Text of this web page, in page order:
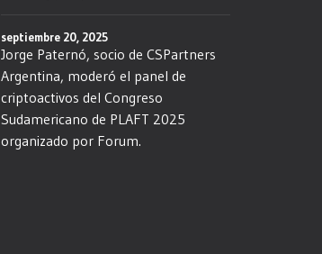
septiembre 20, 2025
Jorge Paternó, socio de CSPartners
Argentina, moderó el panel de
criptoactivos del Congreso
Sudamericano de PLAFT 2025
organizado por Forum.